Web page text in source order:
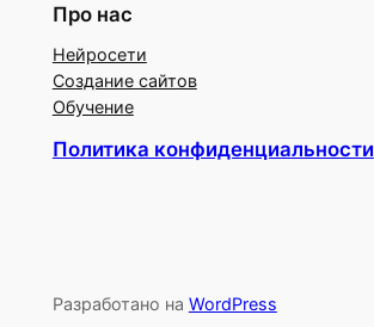
Про нас
Нейросети
Создание сайтов
Обучение
Политика конфиденциальности
Разработано на WordPress